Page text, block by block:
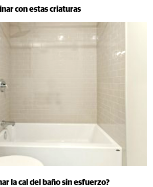
con estas criaturas
la cal del baño sin esfuerzo?